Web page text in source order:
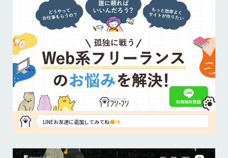
LINEお友達に追加してみてね